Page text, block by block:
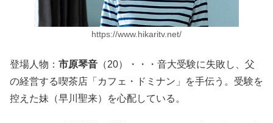
https://www.hikaritv.net/
登場人物： 市原琴音 （20）・・・音大受験に失敗し、父
の経営する喫茶店「カフェ・ドミナン」を手伝う。受験を
控えた妹（早川聖来）を心配している。